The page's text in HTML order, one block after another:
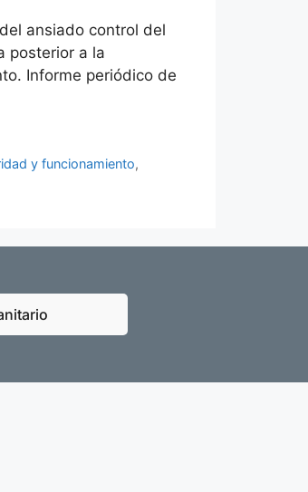
ansiado control del
posterior a la
Informe periódico de
y funcionamiento,